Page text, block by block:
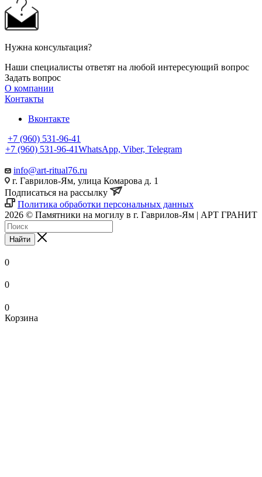
Нужна консультация?
Наши специалисты ответят на любой интересующий вопрос
Задать вопрос
О компании
Контакты
Вконтакте
+7 (960) 531-96-41
+7 (960) 531-96-41WhatsApp, Viber, Telegram
info@art-ritual76.ru
г. Гаврилов-Ям, улица Комарова д. 1
Подписаться на рассылку
Политика обработки персональных данных
2026 © Памятники на могилу в г. Гаврилов-Ям | АРТ ГРАНИТ
Найти
0
0
0
Корзина